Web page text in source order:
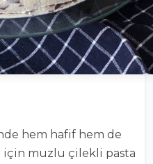
hem hafif hem de
için muzlu çilekli pasta